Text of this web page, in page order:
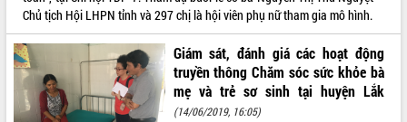
Chủ tịch Hội LHPN tỉnh và 297 chị là hội viên phụ nữ tham gia mô hình.
Giám sát, đánh giá các hoạt động
truyền thông Chăm sóc sức khỏe bà
mẹ và trẻ sơ sinh tại huyện Lắk
(14/06/2019, 16:05)